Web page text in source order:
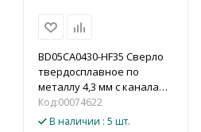
BD05CA0430-HF35 Сверло
твердосплавное по
металлу 4,3 мм с каналами
для подвода СОЖ (5xD)
Код:00074622
В наличии : 5 шт.